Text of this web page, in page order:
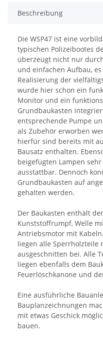
Beschreibung
Die WSP47 ist eine
typischen Polizeibootes
überzeugt nicht nur
und einfachen Aufbau,
Realisierung der
wurde hier schon ein
Monitor und ein
Grundbaukasten
entsprechende Pumpe
als Zubehör erworben
hierfür sind bereits mit
Bausatz enthalten.
beigefügten Lampen
ausstattbar. Dennoch
Grundbaukasten auf
gehalten werden.
Der Baukasten enthält
Kunststoffrumpf, Welle
Antriebsmotor mit
liegen alle Sperrholzteile
ausgeschnitten bei. Alle
liegen ebenfalls dem
Feuerlöschkanone und
Eine ausführliche
Bauplanzeichnungen
mit etwas Geschick
bauen.